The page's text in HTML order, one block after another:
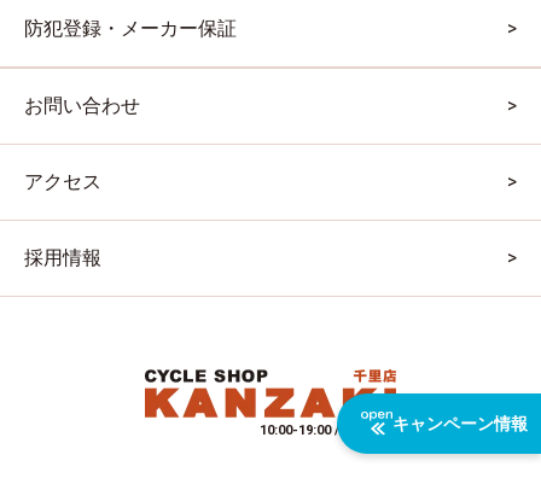
キャンペーン情報
防犯登録・メーカー保証
お問い合わせ
アクセス
採用情報
10:00-19:00 / 水曜定休